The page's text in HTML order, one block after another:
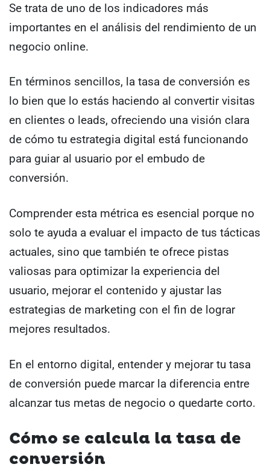
Se trata de uno de los indicadores más
importantes en el análisis del rendimiento de un
negocio online.
En términos sencillos, la tasa de conversión es
lo bien que lo estás haciendo al convertir visitas
en clientes o leads, ofreciendo una visión clara
de cómo tu estrategia digital está funcionando
para guiar al usuario por el embudo de
conversión.
Comprender esta métrica es esencial porque no
solo te ayuda a evaluar el impacto de tus tácticas
actuales, sino que también te ofrece pistas
valiosas para optimizar la experiencia del
usuario, mejorar el contenido y ajustar las
estrategias de marketing con el fin de lograr
mejores resultados.
En el entorno digital, entender y mejorar tu tasa
de conversión puede marcar la diferencia entre
alcanzar tus metas de negocio o quedarte corto.
Cómo se calcula la tasa de
conversión